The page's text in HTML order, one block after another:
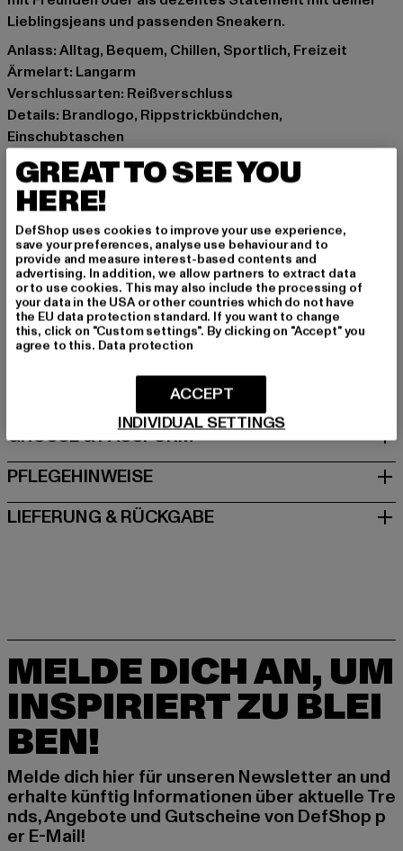
Lieblingsjeans und passenden Sneakern.
Anlass: Alltag, Bequem, Chillen, Sportlich, Freizeit
Ärmelart: Langarm
Verschlussarten: Reißverschluss
Details: Brandlogo, Rippstrickbündchen,
Einschubtaschen
Schnitt: Normal
Marke: UNFAIR ATHLETICS
Kat.: Übergangsjacken
Farbe: weiß, grün
Hersteller Farbe: evergreen
Materialzusammensetzung: 57% Baumwolle, 40%
Polyester, 3% Elasthan
Art.Nr: UNFR26-112-03702
Hersteller: UTEX GmbH |info@unfairathletics.com
Tulbeckstraße 32 | 80339 München | DE
GRÖSSE & PASSFORM
PFLEGEHINWEISE
LIEFERUNG & RÜCKGABE
MELDE DICH AN, UM
INSPIRIERT ZU BLEI
BEN!
Melde dich hier für unseren Newsletter an und
erhalte künftig Informationen über aktuelle Tre
nds, Angebote und Gutscheine von DefShop p
er E-Mail!
GREAT TO SEE YOU
HERE!
DefShop uses cookies to improve your use experience,
save your preferences, analyse use behaviour and to
provide and measure interest-based contents and
advertising. In addition, we allow partners to extract data
or to use cookies. This may also include the processing of
your data in the USA or other countries which do not have
the EU data protection standard. If you want to change
this, click on "Custom settings". By clicking on "Accept" you
agree to this. Data protection
INDIVIDUAL SETTINGS
ACCEPT